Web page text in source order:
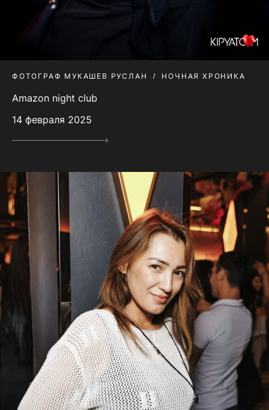
ФОТОГРАФ МУКАШЕВ РУСЛАН НОЧНАЯ ХРОНИКА
Amazon night club
14 февраля 2025